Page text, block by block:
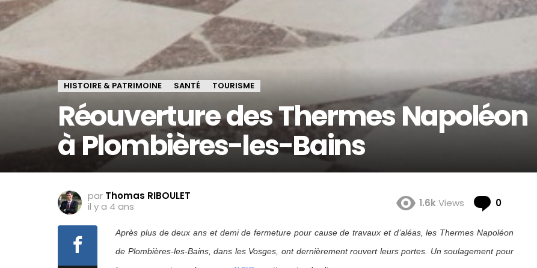
HISTOIRE & PATRIMOINE SANTÉ TOURISME
Réouverture des Thermes Napoléon
à Plombières-les-Bains
par Thomas RIBOULET
il y a 4 ans
1.6kViews 0
Après plus de deux ans et demi de fermeture pour cause de travaux et d’aléas, les Thermes Napoléon
de Plombières-les-Bains, dans les Vosges, ont dernièrement rouvert leurs portes. Un soulagement pour